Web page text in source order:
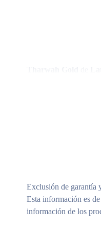
Exclusión de garantía
Esta información es
información de los